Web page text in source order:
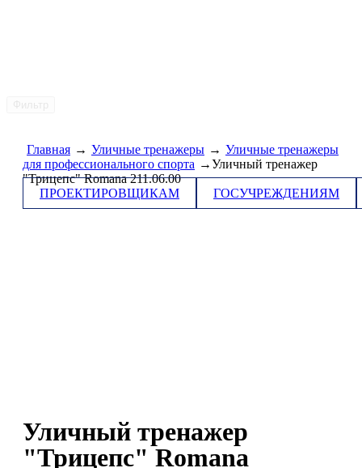
Главная → Уличные тренажеры → Уличные тренажеры
для профессионального спорта →Уличный тренажер
"Трицепс" Romana 211.06.00
ПРОЕКТИРОВЩИКАМ
ГОСУЧРЕЖДЕНИЯМ
Уличный тренажер
"Трицепс" Romana